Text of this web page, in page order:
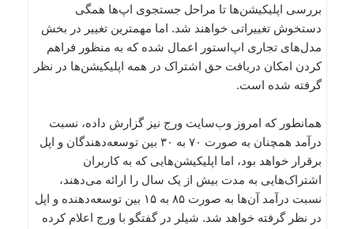
بررسی اپلیکیشن‌ها تا مراحل جستجوی اپ‌ها همگی
دستخوش تغییراتی خواهند شد. اما مهمترین تغییر در بخش
مدل‌های تجاری اپ‌استور اعمال شده که به منظور فراهم
کردن امکان دریافت حق اشتراک در همه اپلیکیشن‌ها در نظر
گرفته شده است.
همانطور که امروز وب‌سایت ورج نیز گزارش داده، نسبت
درآمد همچنان به صورت ۷۰ به ۳۰ بین توسعه‌دهندگان و اپل
برقرار خواهد بود، اما اپلیکیشن‌هایی که به کاربران
اشتراک‌هایی به مدت بیش از یک سال را ارائه می‌دهند،
نسبت درآمد آن‌ها به صورت ۸۵ به ۱۵ بین توسعه‌دهنده و اپل
در نظر گرفته خواهد شد. شیلر در گفتگو با ورج اعلام کرده